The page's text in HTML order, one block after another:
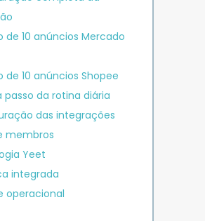
de 10 anúncios Mercado
de 10 anúncios Shopee
passo da rotina diária
das integrações
membros
Yeet
integrada
operacional